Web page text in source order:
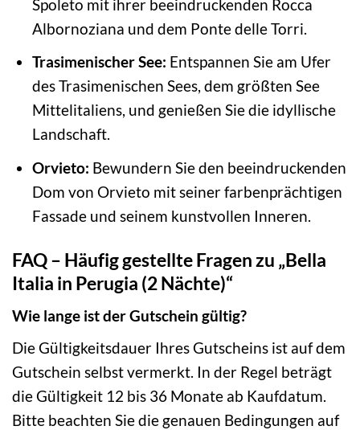
Spoleto mit ihrer beeindruckenden Rocca
Albornoziana und dem Ponte delle Torri.
Trasimenischer See: Entspannen Sie am Ufer
des Trasimenischen Sees, dem größten See
Mittelitaliens, und genießen Sie die idyllische
Landschaft.
Orvieto: Bewundern Sie den beeindruckenden
Dom von Orvieto mit seiner farbenprächtigen
Fassade und seinem kunstvollen Inneren.
FAQ – Häufig gestellte Fragen zu „Bella
Italia in Perugia (2 Nächte)“
Wie lange ist der Gutschein gültig?
Die Gültigkeitsdauer Ihres Gutscheins ist auf dem
Gutschein selbst vermerkt. In der Regel beträgt
die Gültigkeit 12 bis 36 Monate ab Kaufdatum.
Bitte beachten Sie die genauen Bedingungen auf